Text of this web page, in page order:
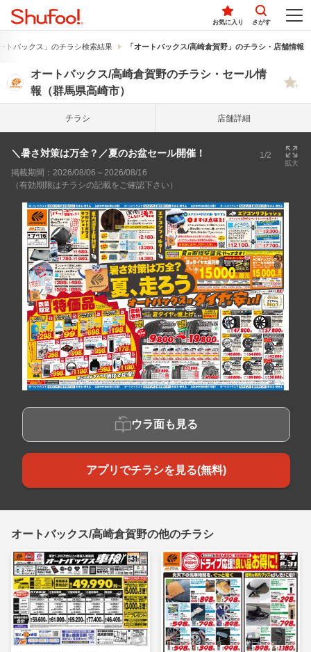
お気に入り さがす
トバックス」のチラシ検索結果 「オートバックス/高崎倉賀野」のチラシ・店舗情報
オートバックス/高崎倉賀野のチラシ・セール情
報（群馬県高崎市）
チラシ 店舗詳細
＼暑さ対策は万全？／夏のお盆セール開催！ 1/2
拡大
掲載期間：2026/08/06～2026/08/16
（有効期限はチラシの記載をご確認下さい）
ウラ面も見る
アプリでチラシを見る(無料)
オートバックス/高崎倉賀野の他のチラシ